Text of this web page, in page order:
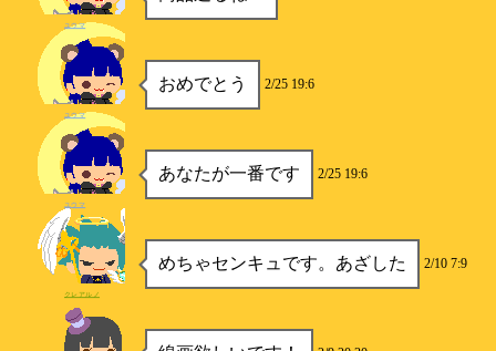
ユウマ
おめでとう 2/25 19:6
ユウマ
あなたが一番です 2/25 19:6
ユウマ
めちゃセンキュです。あざした 2/10 7:9
クレアルノ